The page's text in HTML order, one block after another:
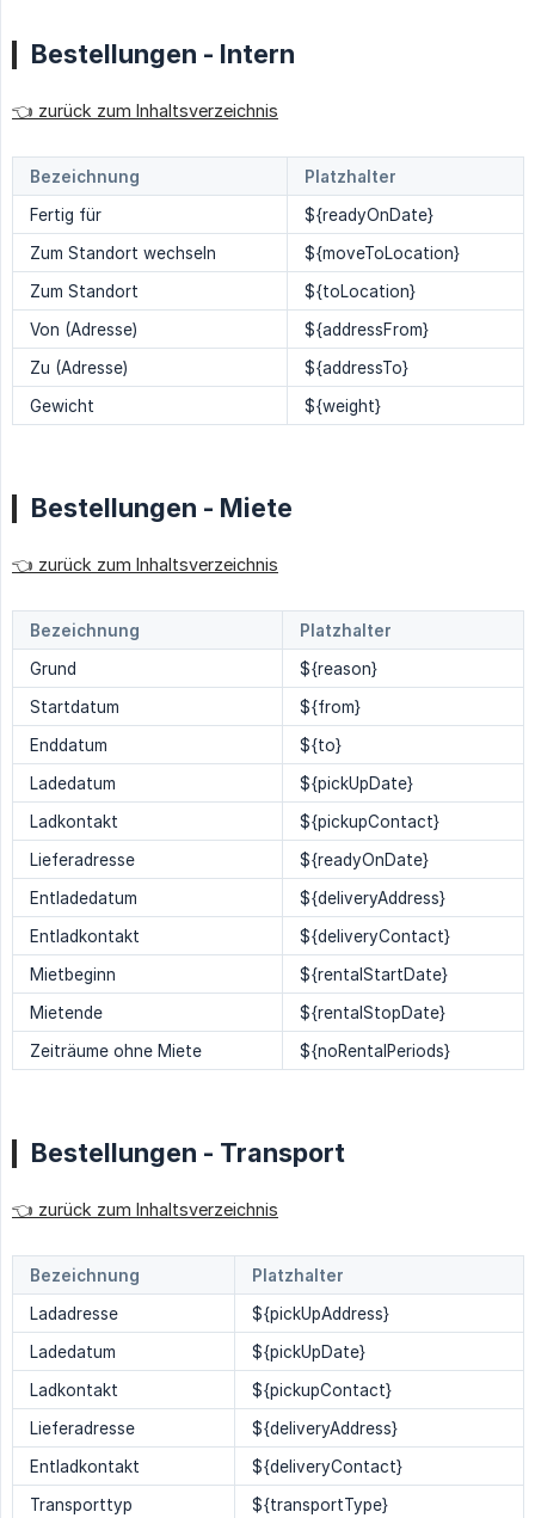
Bestellungen - Intern
👈 zurück zum Inhaltsverzeichnis
Bezeichnung
Platzhalter
Fertig für
${readyOnDate}
Zum Standort wechseln
${moveToLocation}
Zum Standort
${toLocation}
Von (Adresse)
${addressFrom}
Zu (Adresse)
${addressTo}
Gewicht
${weight}
Bestellungen - Miete
👈 zurück zum Inhaltsverzeichnis
Bezeichnung
Platzhalter
Grund
${reason}
Startdatum
${from}
Enddatum
${to}
Ladedatum
${pickUpDate}
Ladkontakt
${pickupContact}
Lieferadresse
${readyOnDate}
Entladedatum
${deliveryAddress}
Entladkontakt
${deliveryContact}
Mietbeginn
${rentalStartDate}
Mietende
${rentalStopDate}
Zeiträume ohne Miete
${noRentalPeriods}
Bestellungen - Transport
👈 zurück zum Inhaltsverzeichnis
Bezeichnung
Platzhalter
Ladadresse
${pickUpAddress}
Ladedatum
${pickUpDate}
Ladkontakt
${pickupContact}
Lieferadresse
${deliveryAddress}
Entladkontakt
${deliveryContact}
Transporttyp
${transportType}